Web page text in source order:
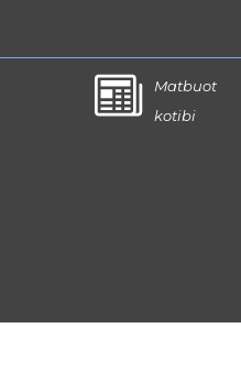
Matbuot
kotibi